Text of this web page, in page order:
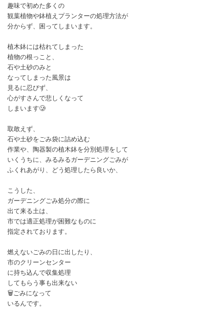
趣味で初めた多くの
観葉植物や鉢植えプランターの処理方法が
分からず、困ってしまいます。
植木鉢には枯れてしまった
植物の根っこと、
石や土砂のみと
なってしまった風景は
見るに忍びず、
心がすさんで悲しくなって
しまいます🥲
取敢えず、
石や土砂をごみ袋に詰め込む
作業や、陶器製の植木鉢を分別処理をして
いくうちに、みるみるガーデニングごみが
ふくれあがり、どう処理したら良いか、
こうした、
ガーデニングごみ処分の際に
出て来る土は、
市では適正処理が困難なものに
指定されております。
燃えないごみの日に出したり、
市のクリーンセンター
に持ち込んで収集処理
してもらう事も出来ない
🗑️ごみになって
いるんです。